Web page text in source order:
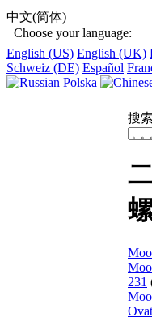
中文(简体)
Choose your language:
English (US) English (UK)
Schweiz (DE) Español
Polska
搜
231